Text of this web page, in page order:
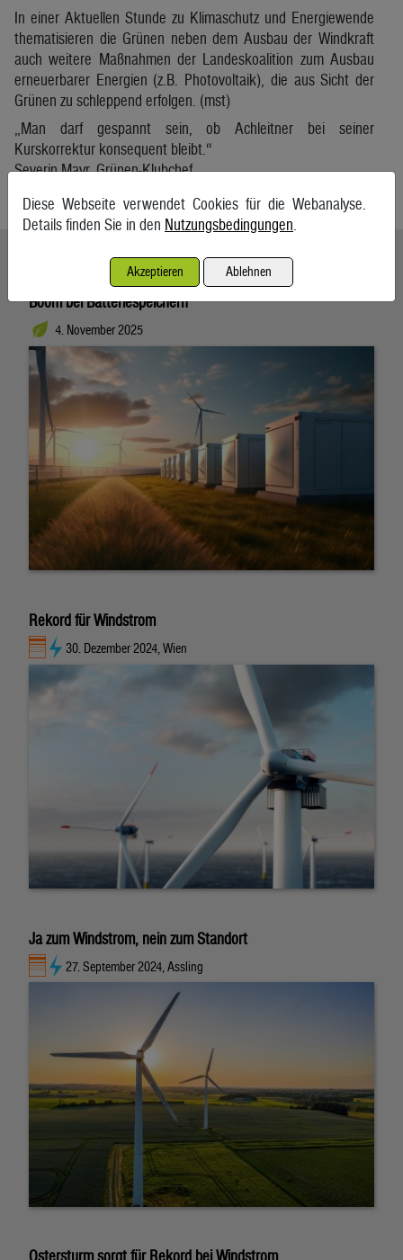
In einer Aktuellen Stunde zu Klimaschutz und Energiewende
thematisieren die Grünen neben dem Ausbau der Windkraft
auch weitere Maßnahmen der Landeskoalition zum Ausbau
erneuerbarer Energien (z.B. Photovoltaik), die aus Sicht der
Grünen zu schleppend erfolgen. (mst)
„Man darf gespannt sein, ob Achleitner bei seiner
Kurskorrektur konsequent bleibt.“
Severin Mayr, Grünen-Klubchef
Oberösterreichische Nachrichten
Ähnliche Artikel weiterlesen
Boom bei Batteriespeichern
4. November 2025
Rekord für Windstrom
30. Dezember 2024, Wien
Ja zum Windstrom, nein zum Standort
27. September 2024, Assling
Diese Webseite verwendet Cookies für die Webanalyse.
Details finden Sie in den Nutzungsbedingungen.
Akzeptieren Ablehnen